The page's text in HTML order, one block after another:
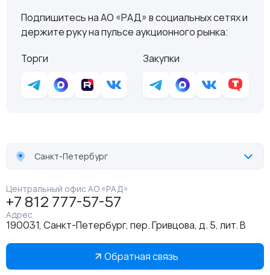
Подпишитесь на АО «РАД» в социальных сетях и
держите руку на пульсе аукционного рынка:
Торги
Закупки
Санкт-Петербург
Центральный офис АО «РАД»
+7 812 777-57-57
Адрес
190031, Санкт-Петербург, пер. Гривцова, д. 5, лит. В
Обратная связь